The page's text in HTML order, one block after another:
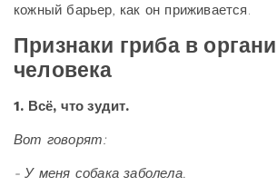
кожный барьер, как он приживается.
Признаки гриба в
человека
1. Всё, что зудит.
Вот говорят:
- У меня собака заболела.